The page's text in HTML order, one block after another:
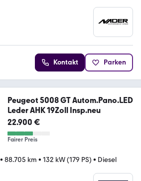
Kontakt Parken
Peugeot 5008 GT Autom.Pano.LED
Leder AHK 19Zoll Insp.neu
22.900 €
Fairer Preis
• 88.705 km • 132 kW (179 PS) • Diesel